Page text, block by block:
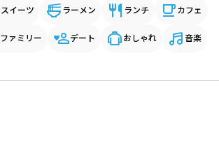
スイーツ ラーメン ランチ カフェ
ファミリー デート おしゃれ 音楽